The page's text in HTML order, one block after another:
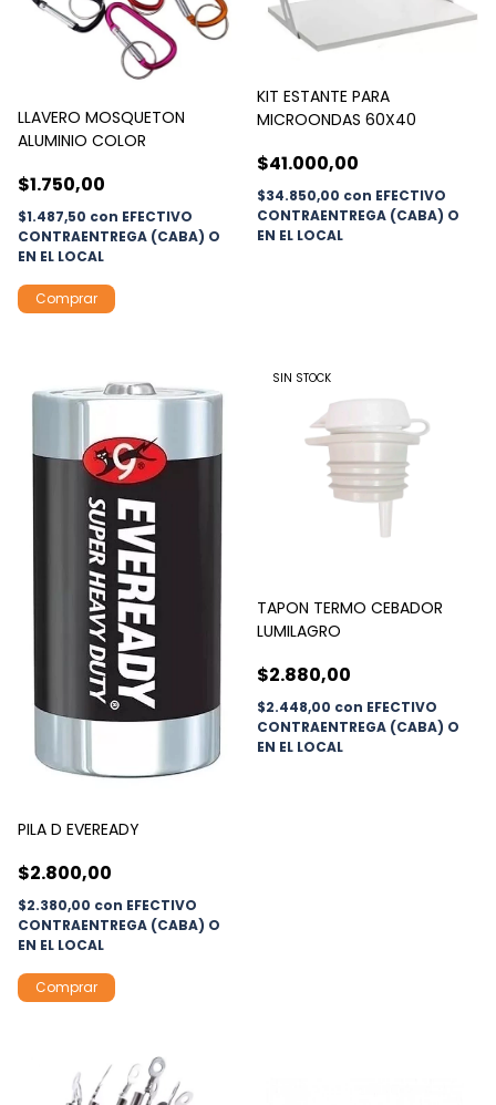
LLAVERO MOSQUETON
ALUMINIO COLOR
$1.750,00
$1.487,50 con EFECTIVO
CONTRAENTREGA (CABA) O
EN EL LOCAL
Comprar
KIT ESTANTE PARA
MICROONDAS 60X40
$41.000,00
$34.850,00 con EFECTIVO
CONTRAENTREGA (CABA) O
EN EL LOCAL
PILA D EVEREADY
$2.800,00
$2.380,00 con EFECTIVO
CONTRAENTREGA (CABA) O
EN EL LOCAL
SIN STOCK
TAPON TERMO CEBADOR
LUMILAGRO
$2.880,00
$2.448,00 con EFECTIVO
CONTRAENTREGA (CABA) O
EN EL LOCAL